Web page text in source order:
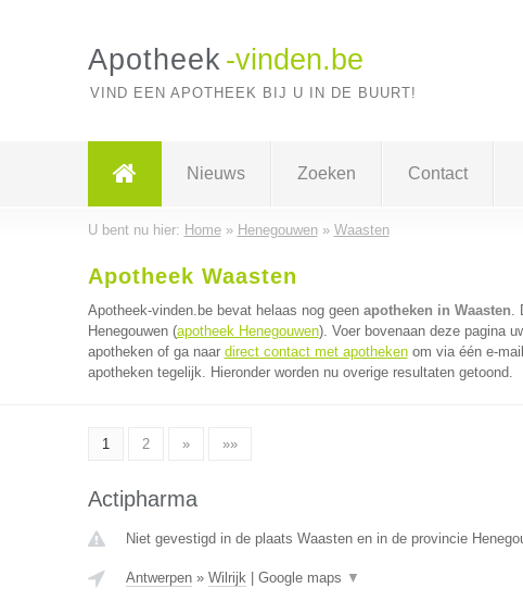
Apotheek -vinden.be
VIND EEN APOTHEEK BIJ U IN DE BUURT!
Nieuws Zoeken Contact
U bent nu hier: Home» Henegouwen» Waasten
Apotheek Waasten
Apotheek-vinden.be bevat helaas nog geen apotheken in Waasten.
Henegouwen (apotheek Henegouwen). Voer bovenaan deze pagina
apotheken of ga naar direct contact met apothekenom via één e-
apotheken tegelijk. Hieronder worden nu overige resultaten getoond.
1 2 » »»
Actipharma
Niet gevestigd in de plaats Waasten en in de provincie
Antwerpen» Wilrijk| Google maps ▼